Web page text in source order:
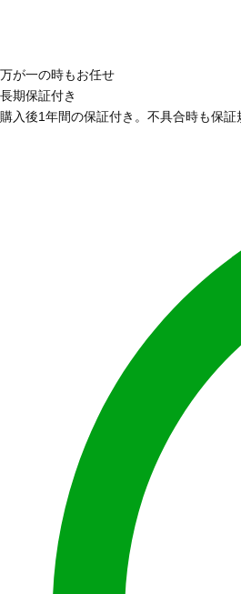
万が一の時もお任せ
長期保証付き
購入後1年間の保証付き。不具合時も保